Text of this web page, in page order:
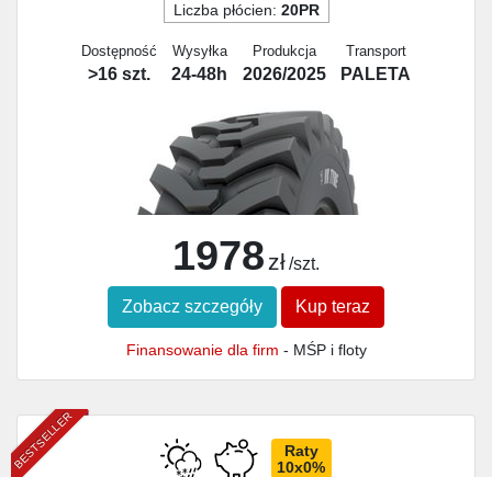
Liczba płócien: 20PR
Dostępność
>16 szt.
Wysyłka
24-48h
Produkcja
2026/2025
Transport
PALETA
1978 zł/szt.
Zobacz szczegóły Kup teraz
Finansowanie dla firm - MŚP i floty
BESTSELLER
Raty
10x0%